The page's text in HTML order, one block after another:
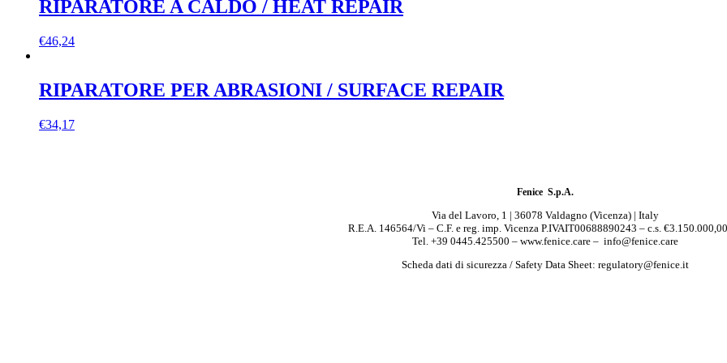
RIPARATORE A CALDO / HEAT REPAIR
€46,24
RIPARATORE PER ABRASIONI / SURFACE REPAIR
€34,17
Fenice S.p.A.
Via del Lavoro, 1 | 36078 Valdagno (Vicenza) | Italy
R.E.A. 146564/Vi – C.F. e reg. imp. Vicenza P.IVAIT00688890243 – c.s.
Tel. +39 0445.425500 – www.fenice.care – info@fenice.care
Scheda dati di sicurezza / Safety Data Sheet: regulatory@fenice.it